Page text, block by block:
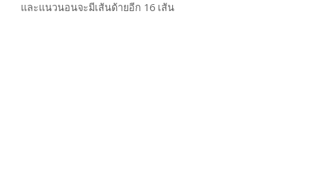
และแนวนอนจะมีเส้นด้ายอีก 16 เส้น